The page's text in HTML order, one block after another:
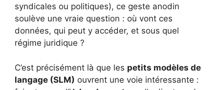
syndicales ou politiques), ce geste anodin
soulève une vraie question : où vont ces
données, qui peut y accéder, et sous quel
régime juridique ?
C’est précisément là que les petits modèles de
langage (SLM) ouvrent une voie intéressante :